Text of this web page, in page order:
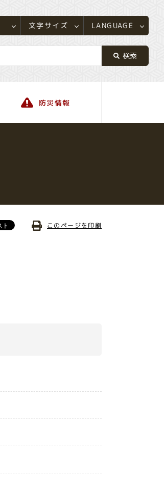
文字サイズ LANGUAGE
防災情報
このページを印刷